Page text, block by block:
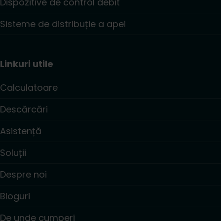
Sisteme de distribuție a apei
Linkuri utile
Calculatoare
Descărcări
Asistență
Soluții
Despre noi
Bloguri
De unde cumperi